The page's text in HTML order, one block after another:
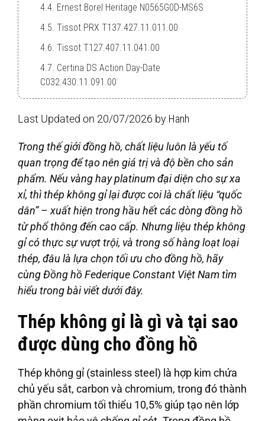
4.4. Ernest Borel Heritage N0565G0D-MS6S
4.5. Tissot PRX T137.427.11.011.00
4.6. Tissot T127.407.11.041.00
4.7. Certina DS Action Day-Date
C032.430.11.091.00
Last Updated on 20/07/2026 by Hanh
Trong thế giới đồng hồ, chất liệu luôn là yếu tố
quan trọng để tạo nên giá trị và độ bền cho sản
phẩm. Nếu vàng hay platinum đại diện cho sự xa
xỉ, thì thép không gỉ lại được coi là chất liệu “quốc
dân” – xuất hiện trong hầu hết các dòng đồng hồ
từ phổ thông đến cao cấp. Nhưng liệu thép không
gỉ có thực sự vượt trội, và trong số hàng loạt loại
thép, đâu là lựa chọn tối ưu cho đồng hồ, hãy
cùng Đồng hồ Federique Constant Việt Nam tìm
hiểu trong bài viết dưới đây.
Thép không gỉ là gì và tại sao
được dùng cho đồng hồ
Thép không gỉ (stainless steel) là hợp kim chứa
chủ yếu sắt, carbon và chromium, trong đó thành
phần chromium tối thiểu 10,5% giúp tạo nên lớp